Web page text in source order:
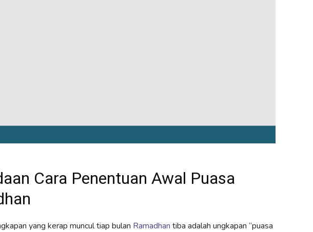
Cara Penentuan Awal Puasa
yang kerap muncul tiap bulan Ramadhan tiba adalah ungkapan “puasa